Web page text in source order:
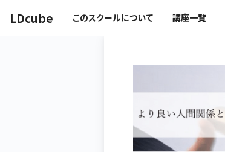
LDcube このスクールについて 講座一覧